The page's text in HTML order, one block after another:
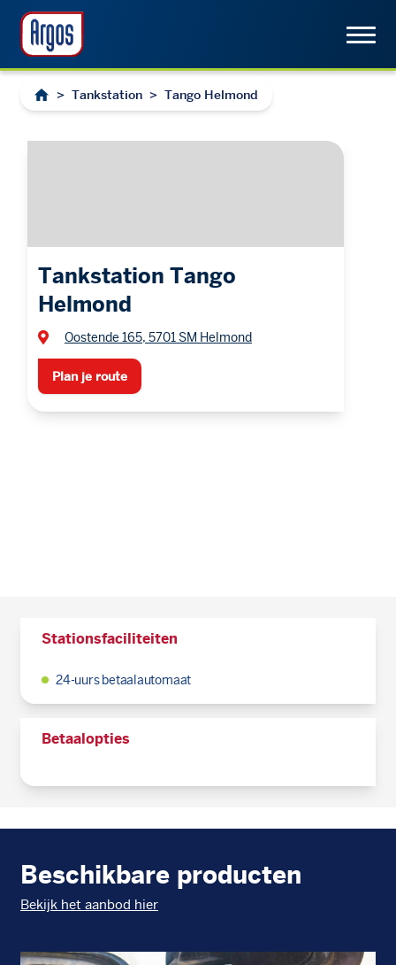
> Tankstation > Tango Helmond
Tankstation Tango
Helmond
Oostende 165, 5701 SM Helmond
Plan je route
Stationsfaciliteiten
24-uurs betaalautomaat
Betaalopties
Beschikbare producten
Bekijk het aanbod hier